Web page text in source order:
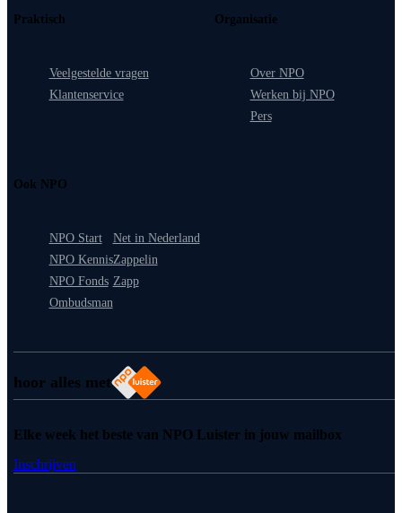
hoor alles met
Praktisch
Veelgestelde vragen
Klantenservice
Organisatie
Over NPO
Werken bij NPO
Pers
Ook NPO
NPO Start
NPO Kennis
NPO Fonds
Ombudsman
Net in Nederland
Zappelin
Zapp
Elke week het beste van NPO Luister in jouw mailbox
Inschrijven